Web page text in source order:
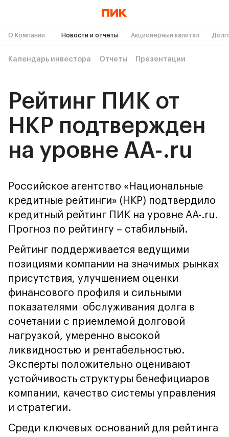
О Компании Новости и отчеты Акционерный капитал
Календарь инвестора Отчеты Презентации
Рейтинг ПИК от
НКР подтвержден
на уровне АА-.ru
Российское агентство «Национальные
кредитные рейтинги» (НКР) подтвердило
кредитный рейтинг ПИК на уровне AA-.ru.
Прогноз по рейтингу – стабильный.
Рейтинг поддерживается ведущими
позициями компании на значимых рынках
присутствия, улучшением оценки
финансового профиля и сильными
показателями обслуживания долга в
сочетании с приемлемой долговой
нагрузкой, умеренно высокой
ликвидностью и рентабельностью.
Эксперты положительно оценивают
устойчивость структуры бенефициаров
компании, качество системы управления
и стратегии.
Среди ключевых оснований для рейтинга